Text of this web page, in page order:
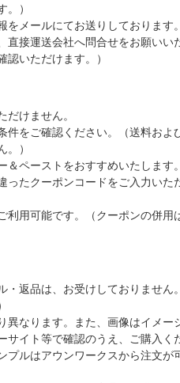
。）
をメールにてお送りしております
直接運送会社へ問合せをお願いい
認いただけます。）
だけません。
件をご確認ください。（送料およ
。）
＆ペーストをおすすめいたします
ったクーポンコードをご入力いた
利用可能です。（クーポンの併用
・返品は、お受けしておりません
異なります。また、画像はイメー
サイト等で確認のうえ、ご購入く
プルはアウンワークスから注文が